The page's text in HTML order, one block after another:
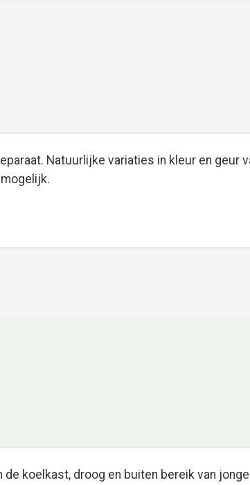
Natuurlijke variaties in kleur en geur
de koelkast, droog en buiten bereik van jonge